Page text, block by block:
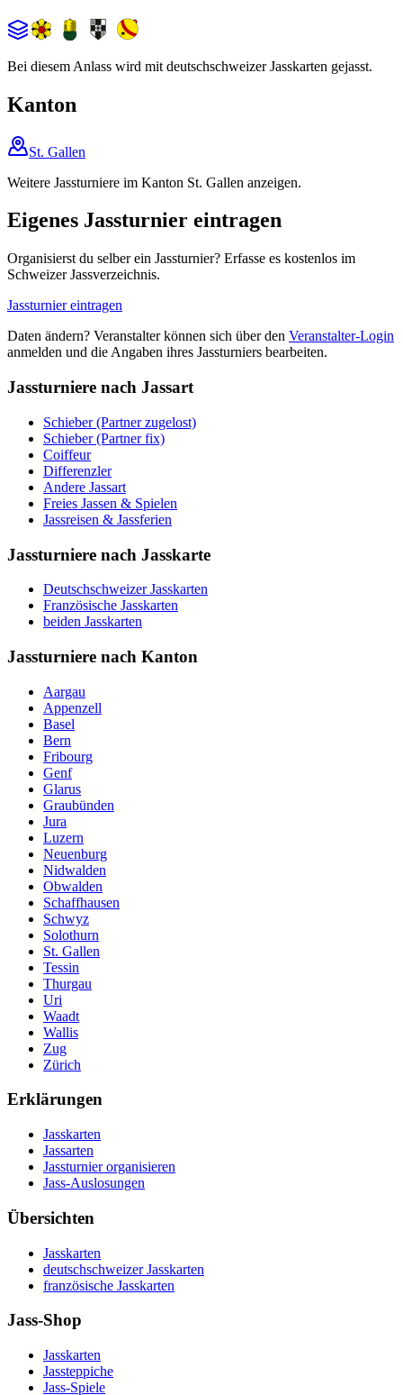
Bei diesem Anlass wird mit deutschschweizer Jasskarten gejasst.
Kanton
St. Gallen
Weitere Jassturniere im Kanton St. Gallen anzeigen.
Eigenes Jassturnier eintragen
Organisierst du selber ein Jassturnier? Erfasse es kostenlos im
Schweizer Jassverzeichnis.
Jassturnier eintragen
Daten ändern? Veranstalter können sich über den Veranstalter-Login
anmelden und die Angaben ihres Jassturniers bearbeiten.
Jassturniere nach Jassart
Schieber (Partner zugelost)
Schieber (Partner fix)
Coiffeur
Differenzler
Andere Jassart
Freies Jassen & Spielen
Jassreisen & Jassferien
Jassturniere nach Jasskarte
Deutschschweizer Jasskarten
Französische Jasskarten
beiden Jasskarten
Jassturniere nach Kanton
Aargau
Appenzell
Basel
Bern
Fribourg
Genf
Glarus
Graubünden
Jura
Luzern
Neuenburg
Nidwalden
Obwalden
Schaffhausen
Schwyz
Solothurn
St. Gallen
Tessin
Thurgau
Uri
Waadt
Wallis
Zug
Zürich
Erklärungen
Jasskarten
Jassarten
Jassturnier organisieren
Jass-Auslosungen
Übersichten
Jasskarten
deutschschweizer Jasskarten
französische Jasskarten
Jass-Shop
Jasskarten
Jassteppiche
Jass-Spiele